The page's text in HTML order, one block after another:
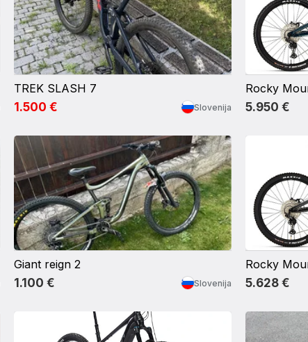
TREK SLASH 7
Slovenija
1.500 € 5.950 €
Giant reign 2
Slovenija
1.100 € 5.628 €